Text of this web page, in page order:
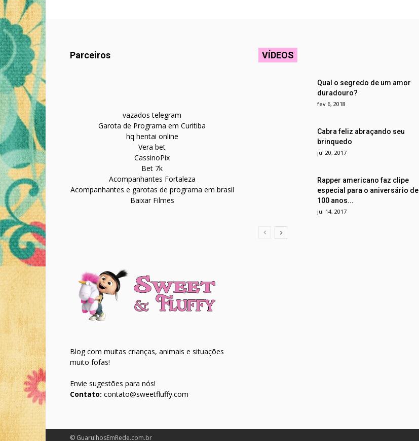
Parceiros
vazados telegram
Garota de Programa em Curitiba
hq hentai online
Vera bet
CassinoPix
Bet 7k
Acompanhantes Fortaleza
Acompanhantes e garotas de programa em brasil
Baixar Filmes
Blog com muitas crianças, animais e situações
muito fofas!
Envie sugestões para nós!
Contato: contato@sweetfluffy.com
VÍDEOS
Qual o segredo de um amor
duradouro?
fev 6, 2018
Cabra feliz abraçando seu
brinquedo
jul 20, 2017
Rapper americano faz clipe
especial para o aniversário de
100 anos...
jul 14, 2017
© GuarulhosEmRede.com.br